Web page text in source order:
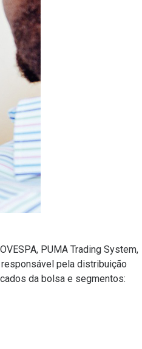
PUMA Trading System,
pela distribuição
da bolsa e segmentos: